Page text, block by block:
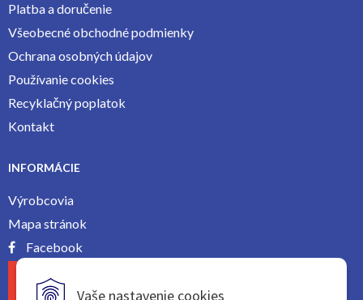
Vaše nastavenie cookies
Platba a doručenie
Všeobecné obchodné podmienky
Ochrana osobných údajov
Používanie cookies
Recyklačný poplatok
Kontakt
INFORMÁCIE
Výrobcovia
Mapa stránok
Facebook